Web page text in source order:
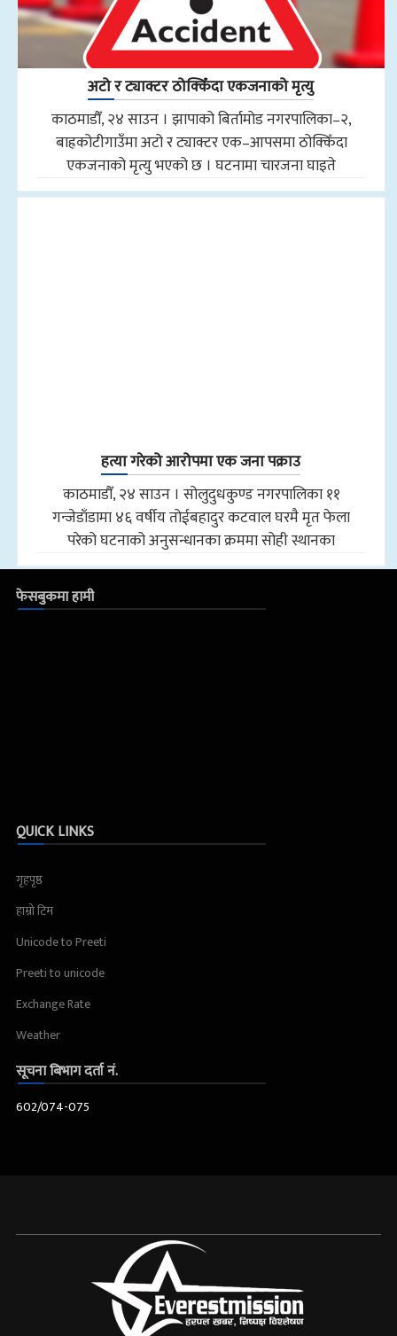
अटो र ट्याक्टर ठोक्किँदा एकजनाको मृत्यु
काठमाडौँ, २४ साउन । झापाको बिर्तामोड नगरपालिका–२,
बाह्रकोटीगाउँमा अटो र ट्याक्टर एक–आपसमा ठोक्किँदा
एकजनाको मृत्यु भएको छ । घटनामा चारजना घाइते
हत्या गरेको आरोपमा एक जना पक्राउ
काठमाडौँ, २४ साउन । सोलुदुधकुण्ड नगरपालिका ११
गन्जेडाँडामा ४६ वर्षीय तोईबहादुर कटवाल घरमै मृत फेला
परेको घटनाको अनुसन्धानका क्रममा सोही स्थानका
फेसबुकमा हामी
QUICK LINKS
गृहपृष्ठ
हाम्रो टिम
Unicode to Preeti
Preeti to unicode
Exchange Rate
Weather
सूचना बिभाग दर्ता नं.
602/074-075